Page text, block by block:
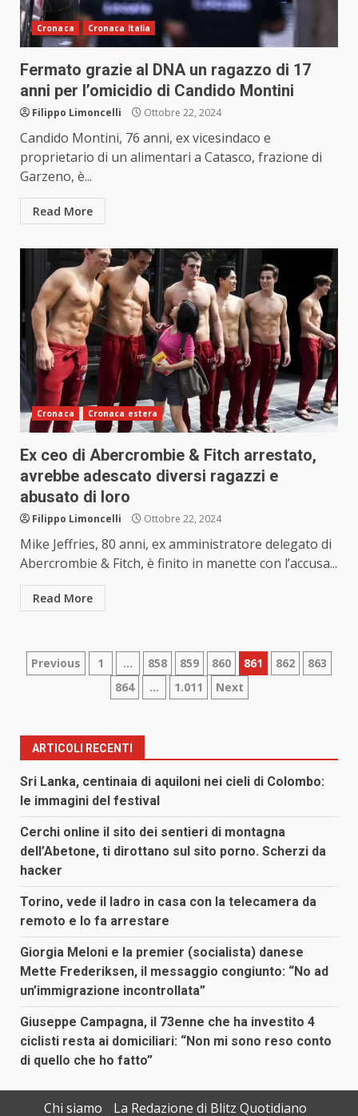
Cronaca Cronaca Italia
Fermato grazie al DNA un ragazzo di 17
anni per l’omicidio di Candido Montini
Filippo Limoncelli Ottobre 22, 2024
Candido Montini, 76 anni, ex vicesindaco e
proprietario di un alimentari a Catasco, frazione di
Garzeno, è...
Read More
Cronaca Cronaca estera
Ex ceo di Abercrombie & Fitch arrestato,
avrebbe adescato diversi ragazzi e
abusato di loro
Filippo Limoncelli Ottobre 22, 2024
Mike Jeffries, 80 anni, ex amministratore delegato di
Abercrombie & Fitch, è finito in manette con l’accusa...
Read More
Paginazione
articoli
Previous 1 … 858 859 860 861 862
863
864
… 1.011 Next
ARTICOLI RECENTI
Sri Lanka, centinaia di aquiloni nei cieli di Colombo:
le immagini del festival
Cerchi online il sito dei sentieri di montagna
dell’Abetone, ti dirottano sul sito porno. Scherzi da
hacker
Torino, vede il ladro in casa con la telecamera da
remoto e lo fa arrestare
Giorgia Meloni e la premier (socialista) danese
Mette Frederiksen, il messaggio congiunto: “No ad
un’immigrazione incontrollata”
Giuseppe Campagna, il 73enne che ha investito 4
ciclisti resta ai domiciliari: “Non mi sono reso conto
di quello che ho fatto”
Chi siamo La Redazione di Blitz Quotidiano